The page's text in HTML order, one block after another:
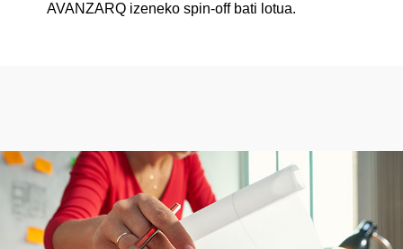
AVANZARQ izeneko spin-off bati lotua.